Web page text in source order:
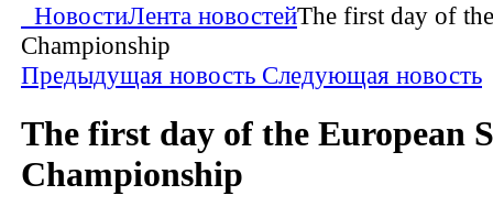
НовостиЛента новостейThe first day of
Championship
Предыдущая новость Следующая новость
The first day of the European
Championship